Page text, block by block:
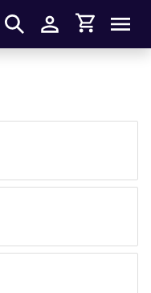
S'identifier
Panier